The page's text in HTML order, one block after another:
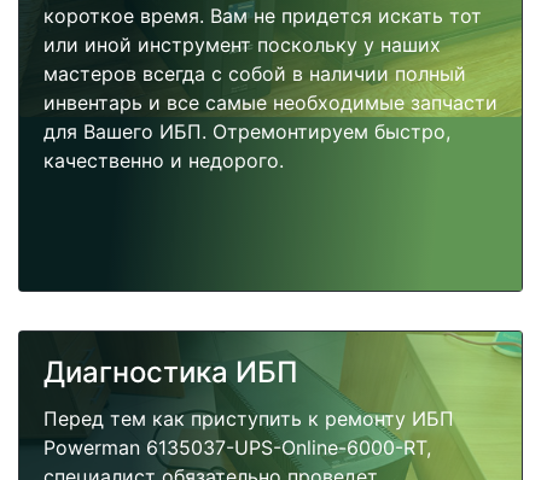
короткое время. Вам не придется искать тот
или иной инструмент поскольку у наших
мастеров всегда с собой в наличии полный
инвентарь и все самые необходимые запчасти
для Вашего ИБП. Отремонтируем быстро,
качественно и недорого.
Диагностика ИБП
Перед тем как приступить к ремонту ИБП
Powerman 6135037-UPS-Online-6000-RT,